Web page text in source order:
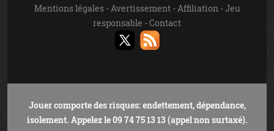
Mentions légales- Avertissement- Affiliation -Jeu
responsable -Contact
Jouer comporte des risques: endettement, dépendance,
isolement. Appelez le 09 74 75 13 13 (appel non surtaxé).